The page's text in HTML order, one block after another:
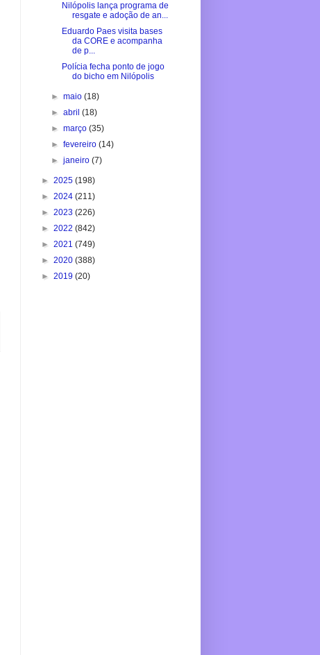
Nilópolis lança programa de
resgate e adoção de an...
Eduardo Paes visita bases
da CORE e acompanha
de p...
Polícia fecha ponto de jogo
do bicho em Nilópolis
►maio(18)
►abril(18)
►março(35)
►fevereiro(14)
►janeiro(7)
► 2025 (198)
► 2024 (211)
► 2023 (226)
► 2022 (842)
► 2021 (749)
► 2020 (388)
► 2019 (20)